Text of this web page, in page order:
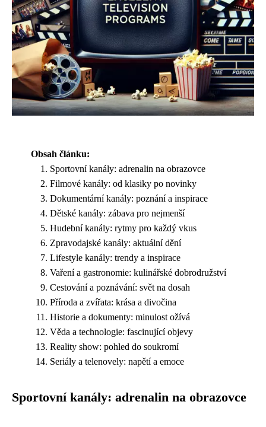
Obsah článku:
Sportovní kanály: adrenalin na obrazovce
Filmové kanály: od klasiky po novinky
Dokumentární kanály: poznání a inspirace
Dětské kanály: zábava pro nejmenší
Hudební kanály: rytmy pro každý vkus
Zpravodajské kanály: aktuální dění
Lifestyle kanály: trendy a inspirace
Vaření a gastronomie: kulinářské dobrodružství
Cestování a poznávání: svět na dosah
Příroda a zvířata: krása a divočina
Historie a dokumenty: minulost ožívá
Věda a technologie: fascinující objevy
Reality show: pohled do soukromí
Seriály a telenovely: napětí a emoce
Sportovní kanály: adrenalin na obrazovce